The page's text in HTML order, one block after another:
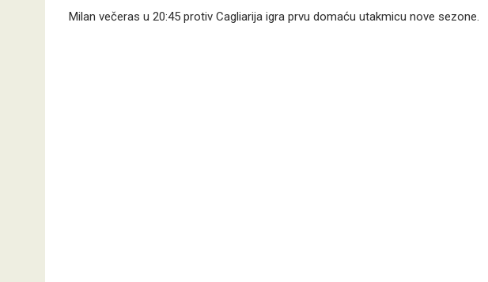
Milan večeras u 20:45 protiv Cagliarija igra prvu domaću utakmicu nove sezone.